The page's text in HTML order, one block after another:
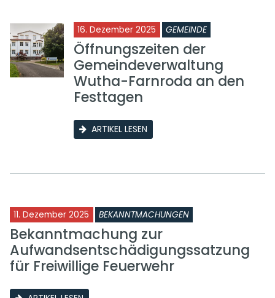
16. Dezember 2025 GEMEINDE
Öffnungszeiten der
Gemeindeverwaltung
Wutha-Farnroda an den
Festtagen
ARTIKEL LESEN
11. Dezember 2025 BEKANNTMACHUNGEN
Bekanntmachung zur
Aufwandsentschädigungssatzung
für Freiwillige Feuerwehr